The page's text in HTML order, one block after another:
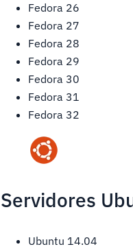
Fedora 26
Fedora 27
Fedora 28
Fedora 29
Fedora 30
Fedora 31
Fedora 32
Servidores
Ubuntu 14.04